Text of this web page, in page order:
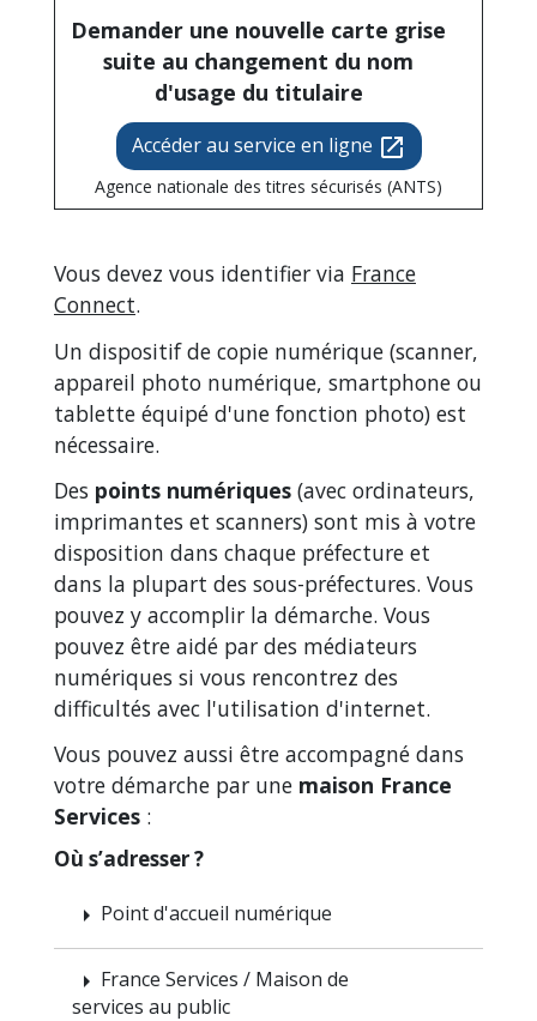
Demander une nouvelle carte grise
suite au changement du nom
d'usage du titulaire
Accéder au service en ligne open_in_new
Agence nationale des titres sécurisés (ANTS)
Vous devez vous identifier via France
Connect.
Un dispositif de copie numérique (scanner,
appareil photo numérique, smartphone ou
tablette équipé d'une fonction photo) est
nécessaire.
Des points numériques (avec ordinateurs,
imprimantes et scanners) sont mis à votre
disposition dans chaque préfecture et
dans la plupart des sous-préfectures. Vous
pouvez y accomplir la démarche. Vous
pouvez être aidé par des médiateurs
numériques si vous rencontrez des
difficultés avec l'utilisation d'internet.
Vous pouvez aussi être accompagné dans
votre démarche par une maison France
Services :
Où s’adresser ?
arrow_right Point d'accueil numérique
arrow_right France Services / Maison de
services au public